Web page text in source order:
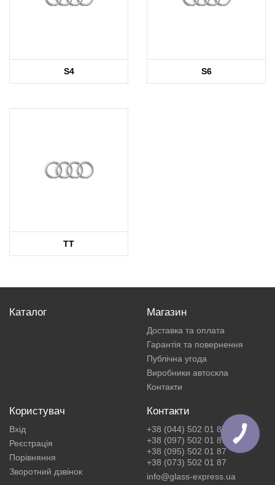
S4 S6
TT
Каталог Магазин
Доставка та оплата
Гарантія та повернення
Публічна угода
Виробники автоскла
Контакти
Користувач
Вхід
Реєстрація
Порівняння
Зворотний дзвінок
Контакти
+38 (044) 502 01 87
+38 (097) 502 01 87
+38 (095) 502 01 87
+38 (073) 502 01 87
info@glass-express.ua
КНОПКА
ЗВ'ЯЗКУ